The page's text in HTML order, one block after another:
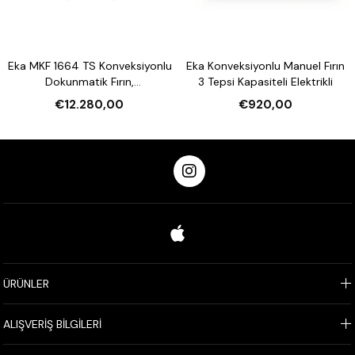
Eka MKF 1664 TS Konveksiyonlu
Dokunmatik Fırın,
Nemlendirmeli 16 Tepsi
Kapasiteli Elektrikli
€12.280,00
Eka Konveksiyonlu Manuel Fırın
3 Tepsi Kapasiteli Elektrikli
€920,00
ÜRÜNLER
ALIŞVERİŞ BİLGİLERİ